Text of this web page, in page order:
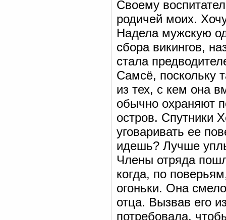
Своему
родичей моих.
Надела мужскую
сбора викингов,
стала
Самсё, поскольку
из тех, с кем она
обычно охраняют
остров. Спутники
уговаривать ее
идешь? Лучше
Члены отряда
когда, по
огоньки. Она
отца. Вызвав его
потребовала,